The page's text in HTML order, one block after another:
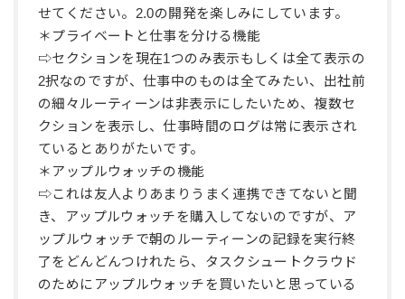
せてください。2.0の開発を楽しみにしています。
＊プライベートと仕事を分ける機能
⇨セクションを現在1つのみ表示もしくは全て表示の
2択なのですが、仕事中のものは全てみたい、出社前
の細々ルーティーンは非表示にしたいため、複数セ
クションを表示し、仕事時間のログは常に表示され
ているとありがたいです。
＊アップルウォッチの機能
⇨これは友人よりあまりうまく連携できてないと聞
き、アップルウォッチを購入してないのですが、ア
ップルウォッチで朝のルーティーンの記録を実行終
了をどんどんつけれたら、タスクシュートクラウド
のためにアップルウォッチを買いたいと思っている